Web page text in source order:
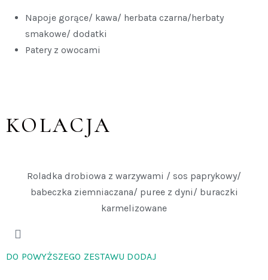
Napoje gorące/ kawa/ herbata czarna/herbaty
smakowe/ dodatki
Patery z owocami
KOLACJA
Roladka drobiowa z warzywami / sos paprykowy/
babeczka ziemniaczana/ puree z dyni/ buraczki
karmelizowane
DO POWYŻSZEGO ZESTAWU DODAJ